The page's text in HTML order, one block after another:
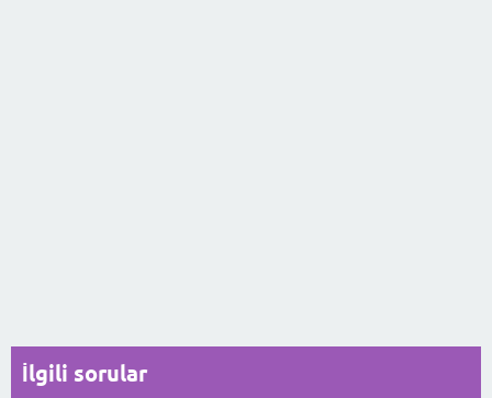
İlgili sorular